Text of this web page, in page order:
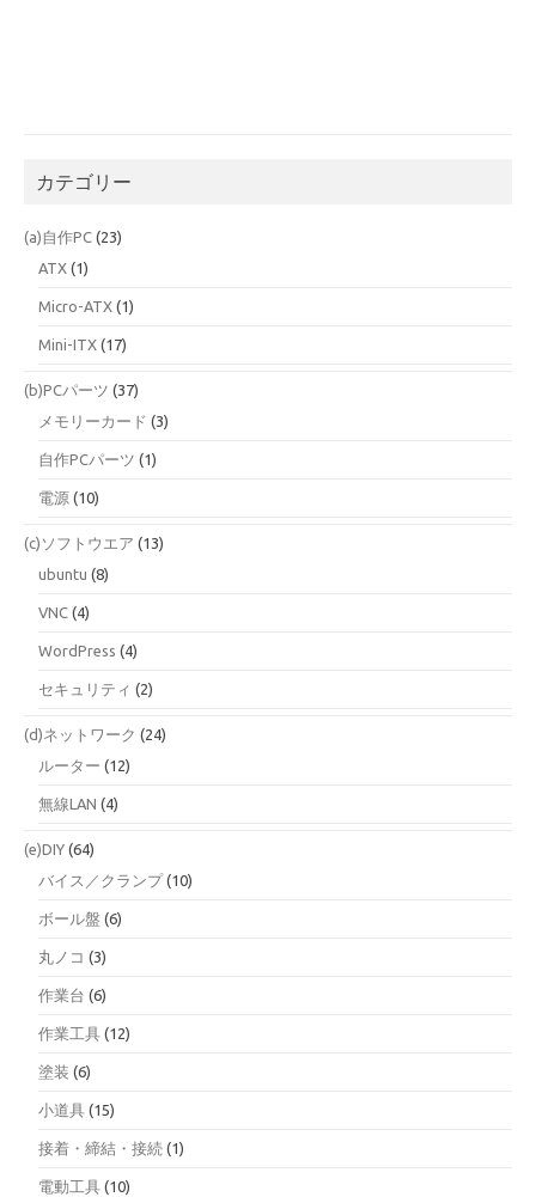
カテゴリー
(a)自作PC (23)
ATX (1)
Micro-ATX (1)
Mini-ITX (17)
(b)PCパーツ (37)
メモリーカード (3)
自作PCパーツ (1)
電源 (10)
(c)ソフトウエア (13)
ubuntu (8)
VNC (4)
WordPress (4)
セキュリティ (2)
(d)ネットワーク (24)
ルーター (12)
無線LAN (4)
(e)DIY (64)
バイス／クランプ(10)
ボール盤 (6)
丸ノコ (3)
作業台 (6)
作業工具 (12)
塗装 (6)
小道具 (15)
接着・締結・接続 (1)
電動工具 (10)